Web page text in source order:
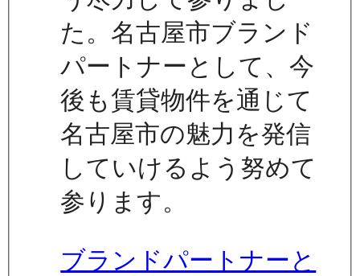
た。名古屋市ブランド
パートナーとして、今
後も賃貸物件を通じて
名古屋市の魅力を発信
していけるよう努めて
参ります。
ブランドパートナーと